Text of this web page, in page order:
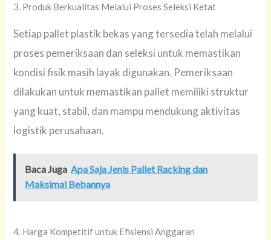
3. Produk Berkualitas Melalui Proses Seleksi Ketat
Setiap pallet plastik bekas yang tersedia telah melalui
proses pemeriksaan dan seleksi untuk memastikan
kondisi fisik masih layak digunakan. Pemeriksaan
dilakukan untuk memastikan pallet memiliki struktur
yang kuat, stabil, dan mampu mendukung aktivitas
logistik perusahaan.
Baca Juga Apa Saja Jenis Pallet Racking dan
Maksimal Bebannya
4. Harga Kompetitif untuk Efisiensi Anggaran